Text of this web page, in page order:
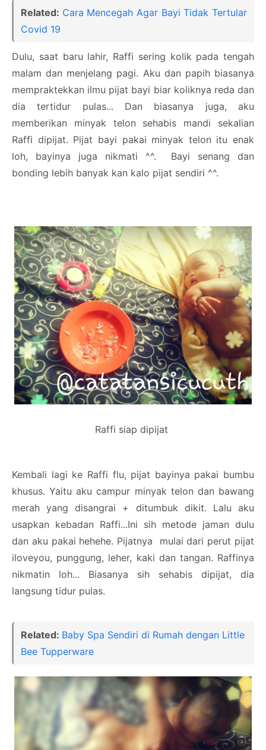
Related: Cara Mencegah Agar Bayi Tidak Tertular
Covid 19
Dulu, saat baru lahir, Raffi sering kolik pada tengah
malam dan menjelang pagi. Aku dan papih biasanya
mempraktekkan ilmu pijat bayi biar koliknya reda dan
dia tertidur pulas... Dan biasanya juga, aku
memberikan minyak telon sehabis mandi sekalian
Raffi dipijat. Pijat bayi pakai minyak telon itu enak
loh, bayinya juga nikmati ^^. Bayi senang dan
bonding lebih banyak kan kalo pijat sendiri ^^.
Raffi siap dipijat
Kembali lagi ke Raffi flu, pijat bayinya pakai bumbu
khusus. Yaitu aku campur minyak telon dan bawang
merah yang disangrai + ditumbuk dikit. Lalu aku
usapkan kebadan Raffi...Ini sih metode jaman dulu
dan aku pakai hehehe. Pijatnya mulai dari perut pijat
iloveyou, punggung, leher, kaki dan tangan. Raffinya
nikmatin loh... Biasanya sih sehabis dipijat, dia
langsung tidur pulas.
Related: Baby Spa Sendiri di Rumah dengan Little
Bee Tupperware